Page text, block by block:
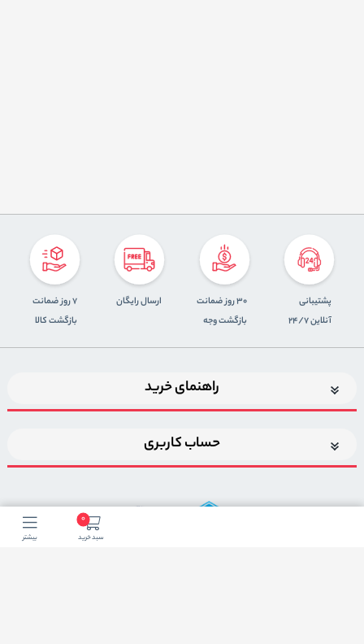
0
سبد خرید بیشتر
پشتیبانی
آنلاین 24/7
30 روز ضمانت
بازگشت وجه
ارسال رایگان
7 روز ضمانت
بازگشت کالا
راهنمای خرید
حساب کاربری